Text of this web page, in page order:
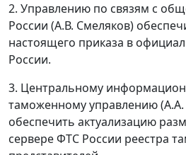
2. Управлению по связям с
России (А.В. Смеляков)
настоящего приказа в
России.
3. Центральному
таможенному управлению
обеспечить актуализацию
сервере ФТС России реестра